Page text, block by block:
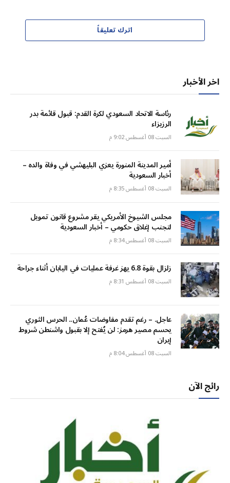
اترك تعليقاً
اخر الأخبار
رئاسة الاتحاد السعودي لكرة القدم: قبول قائمة بدر
الرزيزاء
السبت 08 أغسطس 9:02 م
أمير المدينة المنورة يعزي البليهشي في وفاة والده –
أخبار السعودية
السبت 08 أغسطس 8:35 م
مجلس الشيوخ الأمريكي يقر مشروع قانون تمويل
لتجنب إغلاق حكومي – أخبار السعودية
السبت 08 أغسطس 8:34 م
زلزال بقوة 6.8 يهز غرفة عمليات في اليابان أثناء جراحة
السبت 08 أغسطس 8:31 م
عاجل. – رغم تقدم مفاوضات عُمان.. الحرس الثوري
يحسم مصير هرمز: لن يُفتح إلا بقبول واشنطن شروط
إيران
السبت 08 أغسطس 8:04 م
رائج الآن